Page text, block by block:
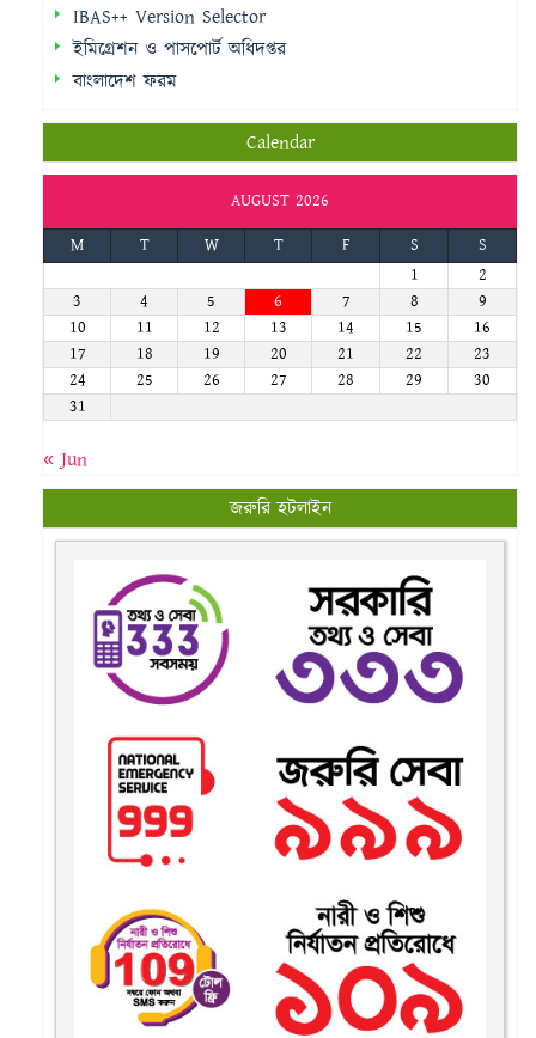
IBAS++ Version Selector
ইমিগ্রেশন ও পাসপোর্ট অধিদপ্তর
বাংলাদেশ ফরম
Calendar
AUGUST 2026
M
T W T F S
S
1
2
3
4 5 6 7 8
9
10
11 12 13 14 15
16
17
18 19 20 21 22
23
24
25 26 27 28 29
30
31
« Jun
জরুরি হটলাইন